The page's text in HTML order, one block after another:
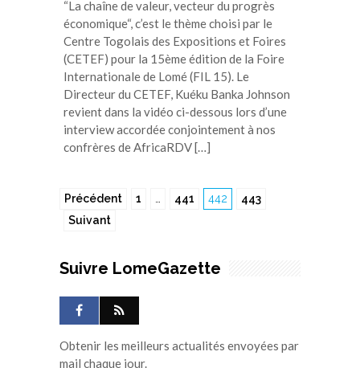
“La chaîne de valeur, vecteur du progrès
économique“, c’est le thème choisi par le
Centre Togolais des Expositions et Foires
(CETEF) pour la 15ème édition de la Foire
Internationale de Lomé (FIL 15). Le
Directeur du CETEF, Kuéku Banka Johnson
revient dans la vidéo ci-dessous lors d’une
interview accordée conjointement à nos
confrères de AfricaRDV […]
Précédent 1 … 441 442
443
Suivant
Suivre LomeGazette
Obtenir les meilleurs actualités envoyées par
mail chaque jour.